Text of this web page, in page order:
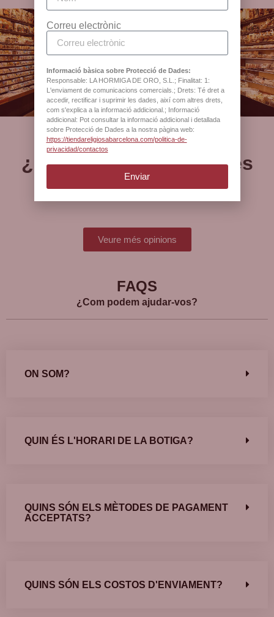
Botiga oficial de la
Catedral de Barcelona
¿Què opinen els nostres
clients?
Veure més opinions
FAQS
¿Com podem ajudar-vos?
ON SOM?
QUIN ÉS L'HORARI DE LA BOTIGA?
QUINS SÓN ELS MÈTODES DE PAGAMENT
ACCEPTATS?
QUINS SÓN ELS COSTOS D'ENVIAMENT?
Correu electrònic
Informació bàsica sobre Protecció de Dades:
Responsable: LA HORMIGA DE ORO, S.L.; Finalitat: 1:
L'enviament de comunicacions comercials.; Drets: Té dret a
accedir, rectificar i suprimir les dades, així com altres drets,
com s'explica a la informació addicional.; Informació
addicional: Pot consultar la informació addicional i detallada
sobre Protecció de Dades a la nostra pàgina web:
https://tiendareligiosabarcelona.com/politica-de-
privacidad/contactos
Enviar